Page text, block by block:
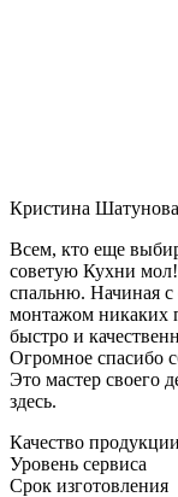
Кристина Шатунова
Всем, кто еще
советую Кухни
спальню. Начиная с
монтажом никаких
быстро и
Огромное спасибо
Это мастер своего
здесь.
Качество продукции
Уровень сервиса
Срок изготовления